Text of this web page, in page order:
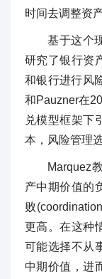
时间去调整资
基于这个
研究了银行资
和银行进行风
和Pauzner在
兑模型框架下
本，风险管理
Marquez
产中期价值的
败
更高。在这种
可能选择不从
中期价值，进